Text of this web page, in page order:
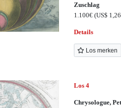
Zuschlag
1.100€ (US$
Details
Los merken
Los 4
Chrysologue,